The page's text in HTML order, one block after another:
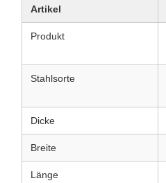
Artikel
Produkt
Stahlsorte
Dicke
Breite
Länge